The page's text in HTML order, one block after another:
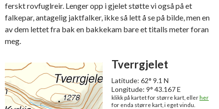
ferskt rovfuglreir. Lenger opp i gjelet støtte vi også på et
falkepar, antagelig jaktfalker, ikke så lett å se på bilde, men en
av dem lettet fra bak en bakkekam bare et titalls meter foran
meg.
Tverrgjelet
Latitude: 62° 9.1 N
Longitude: 9° 43.167 E
klikk på kartet for større kart, ellerher
for enda større kart, i eget vindu.